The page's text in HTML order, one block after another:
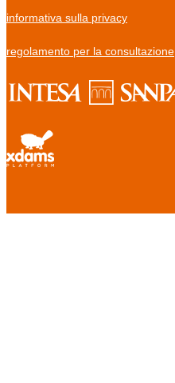
informativa sulla privacy
regolamento per la consultazione